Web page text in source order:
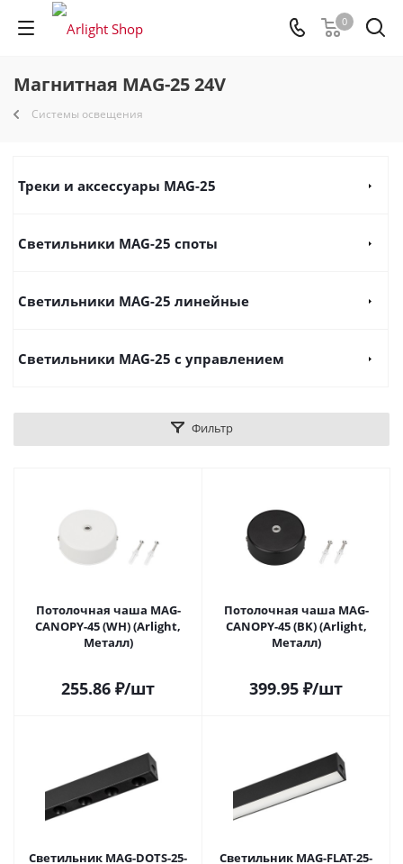
0
Магнитная MAG-25 24V
Системы освещения
Треки и аксессуары MAG-25
Светильники MAG-25 споты
Светильники MAG-25 линейные
Светильники MAG-25 с управлением
Фильтр
Потолочная чаша MAG-
CANOPY-45 (WH) (Arlight,
Металл)
255.86 ₽/шт
Потолочная чаша MAG-
CANOPY-45 (BK) (Arlight,
Металл)
399.95 ₽/шт
Светильник MAG-DOTS-25-
Светильник MAG-FLAT-25-